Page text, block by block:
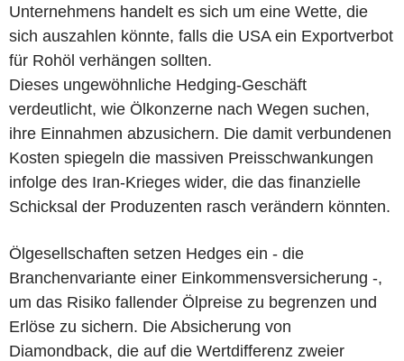
Unternehmens handelt es sich um eine Wette, die
sich auszahlen könnte, falls die USA ein Exportverbot
für Rohöl verhängen sollten.
Dieses ungewöhnliche Hedging-Geschäft
verdeutlicht, wie Ölkonzerne nach Wegen suchen,
ihre Einnahmen abzusichern. Die damit verbundenen
Kosten spiegeln die massiven Preisschwankungen
infolge des Iran-Krieges wider, die das finanzielle
Schicksal der Produzenten rasch verändern könnten.
Ölgesellschaften setzen Hedges ein - die
Branchenvariante einer Einkommensversicherung -,
um das Risiko fallender Ölpreise zu begrenzen und
Erlöse zu sichern. Die Absicherung von
Diamondback, die auf die Wertdifferenz zweier